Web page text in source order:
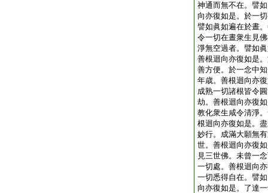
神通而無不在。譬
向亦復如是。於一
譬如眞如遍在於晝
令一切在晝衆生見
淨無空過者。譬如
善根迴向亦復如是
善方便。於一念中
年歳。善根迴向亦
成熟一切諸根皆令
劫。善根迴向亦復
教化衆生咸令清淨
根迴向亦復如是。
妙行。成滿大願無
世。善根迴向亦復
見三世佛。未曾一
一切處。善根迴向
一切悉得自在。譬
向亦復如是。了達